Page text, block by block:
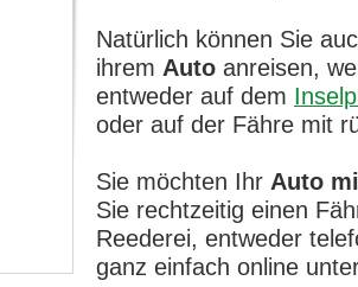
Natürlich können Sie
ihrem Auto anreisen,
entweder auf dem
oder auf der Fähre mit
Sie möchten Ihr Auto
Sie rechtzeitig einen
Reederei, entweder
ganz einfach online